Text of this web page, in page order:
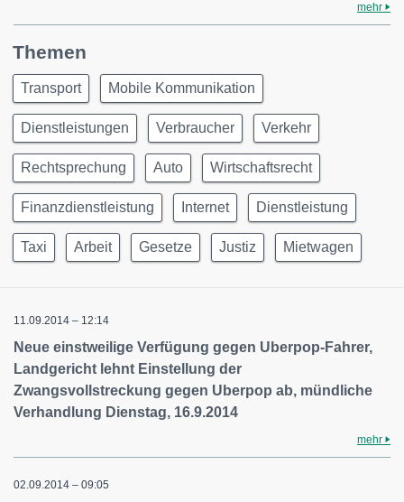
mehr
Themen
Transport Mobile Kommunikation
Dienstleistungen Verbraucher Verkehr
Rechtsprechung Auto Wirtschaftsrecht
Finanzdienstleistung Internet Dienstleistung
Taxi Arbeit Gesetze Justiz Mietwagen
11.09.2014 – 12:14
Neue einstweilige Verfügung gegen Uberpop-Fahrer,
Landgericht lehnt Einstellung der
Zwangsvollstreckung gegen Uberpop ab, mündliche
Verhandlung Dienstag, 16.9.2014
mehr
02.09.2014 – 09:05